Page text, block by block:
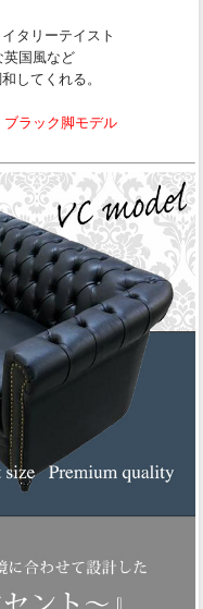
タリーテイスト
英国風など
してくれる。
ラック脚モデル